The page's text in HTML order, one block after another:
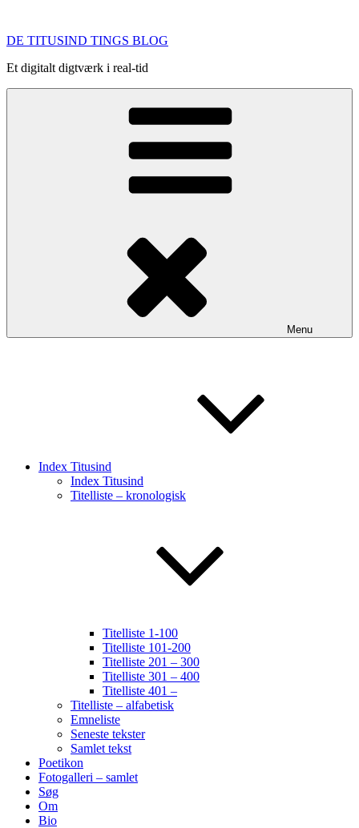
indhold
DE TITUSIND TINGS BLOG
Et digitalt digtværk i real-tid
Menu
Index Titusind
Index Titusind
Titelliste – kronologisk
Titelliste 1-100
Titelliste 101-200
Titelliste 201 – 300
Titelliste 301 – 400
Titelliste 401 –
Titelliste – alfabetisk
Emneliste
Seneste tekster
Samlet tekst
Poetikon
Fotogalleri – samlet
Søg
Om
Bio